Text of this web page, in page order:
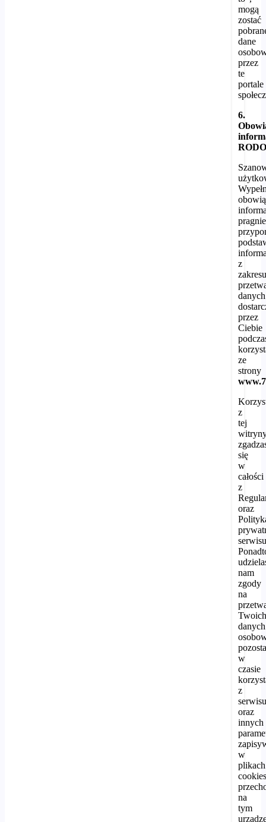
mogą
zostać
dane
przez
te
portale
6.
z
danych
przez
Ciebie
ze
strony
z
tej
się
w
całości
z
oraz
nam
zgody
na
danych
w
czasie
z
oraz
innych
w
plikach
na
tym